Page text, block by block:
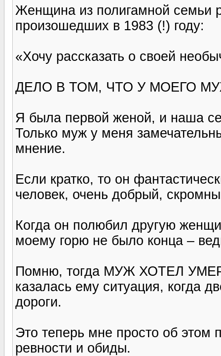
Женщина из полигамной семьи
произошедших в 1983 (!) году:
«Хочу рассказать о своей
ДЕЛО В ТОМ, ЧТО У МОЕГО
Я была первой женой, и наша
Только муж у меня
мнение.
Если кратко, то он
человек, очень добрый,
Когда он полюбил другую
моему горю не было конца –
Помню, тогда МУЖ ХОТЕЛ
казалась ему ситуация, когда
дороги.
Это теперь мне просто об этом
ревности и обиды.